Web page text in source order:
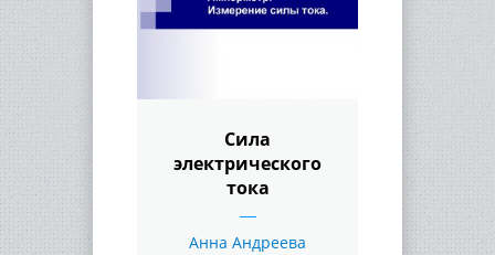
Сила
электрического
тока
Анна Андреева